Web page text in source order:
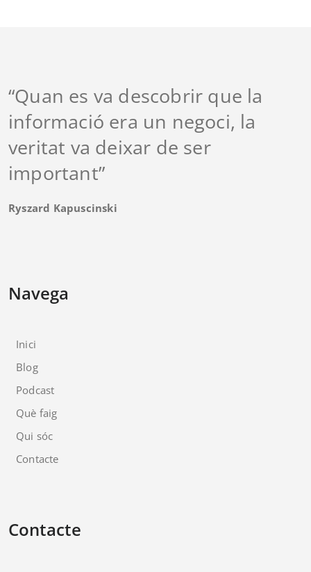
“Quan es va descobrir que la
informació era un negoci, la
veritat va deixar de ser
important”
Ryszard Kapuscinski
Navega
Inici
Blog
Podcast
Què faig
Qui sóc
Contacte
Contacte